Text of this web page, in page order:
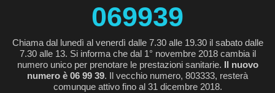
069939
Chiama dal lunedì al venerdì dalle 7.30 alle 19.30 il sabato dalle
7.30 alle 13. Si informa che dal 1° novembre 2018 cambia il
numero unico per prenotare le prestazioni sanitarie. Il nuovo
numero è 06 99 39. Il vecchio numero, 803333, resterà
comunque attivo fino al 31 dicembre 2018.